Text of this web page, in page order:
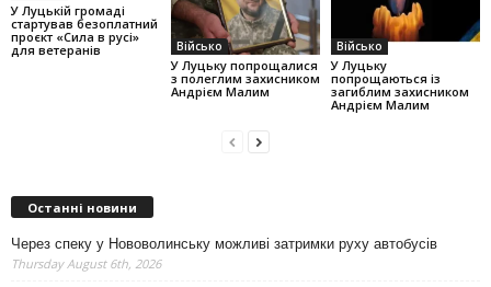
У Луцькій громаді
стартував безоплатний
проєкт «Сила в русі»
для ветеранів
Військо
У Луцьку попрощалися
з полеглим захисником
Андрієм Малим
Військо
У Луцьку
попрощаються із
загиблим захисником
Андрієм Малим
Останні новини
Через спеку у Нововолинську можливі затримки руху автобусів
Thursday August 6th, 2026